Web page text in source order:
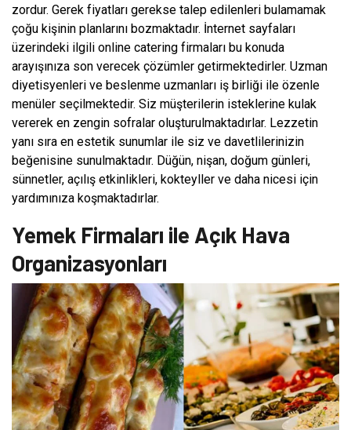
zordur. Gerek fiyatları gerekse talep edilenleri bulamamak
çoğu kişinin planlarını bozmaktadır. İnternet sayfaları
üzerindeki ilgili online catering firmaları bu konuda
arayışınıza son verecek çözümler getirmektedirler. Uzman
diyetisyenleri ve beslenme uzmanları iş birliği ile özenle
menüler seçilmektedir. Siz müşterilerin isteklerine kulak
vererek en zengin sofralar oluşturulmaktadırlar. Lezzetin
yanı sıra en estetik sunumlar ile siz ve davetlilerinizin
beğenisine sunulmaktadır. Düğün, nişan, doğum günleri,
sünnetler, açılış etkinlikleri, kokteyller ve daha nicesi için
yardımınıza koşmaktadırlar.
Yemek Firmaları ile Açık Hava
Organizasyonları